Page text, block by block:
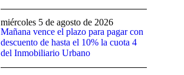
Mañana vence el plazo para pagar con
descuento de hasta el 10% la cuota 4
del Inmobiliario Urbano
miércoles 5 de agosto de 2026